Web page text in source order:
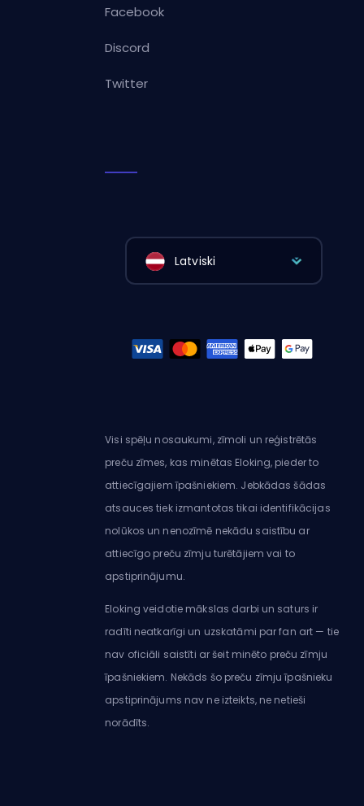
Facebook
Discord
Twitter
Latviski
Visi spēļu nosaukumi, zīmoli un reģistrētās
preču zīmes, kas minētas Eloking, pieder to
attiecīgajiem īpašniekiem. Jebkādas šādas
atsauces tiek izmantotas tikai identifikācijas
nolūkos un nenozīmē nekādu saistību ar
attiecīgo preču zīmju turētājiem vai to
apstiprinājumu.
Eloking veidotie mākslas darbi un saturs ir
radīti neatkarīgi un uzskatāmi par fan art — tie
nav oficiāli saistīti ar šeit minēto preču zīmju
īpašniekiem. Nekāds šo preču zīmju īpašnieku
apstiprinājums nav ne izteikts, ne netieši
norādīts.